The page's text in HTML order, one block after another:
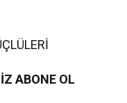
ABONE OL